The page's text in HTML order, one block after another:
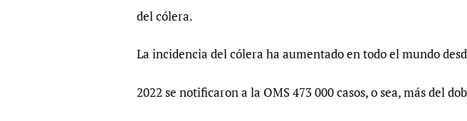
del cólera.
La incidencia del cólera ha aumentado en todo el mundo
2022 se notificaron a la OMS 473 000 casos, o sea, más del